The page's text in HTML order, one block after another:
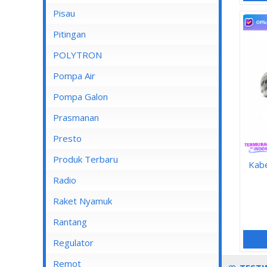
Lampu Spotlight
Pisau
Pitingan
POLYTRON
Pompa Air
Pompa Air Panasonic
Pompa Air Shimizu
Pompa Galon
Prasmanan
Presto
Produk Terbaru
Radio
Raket Nyamuk
Rantang
Regulator
Remot